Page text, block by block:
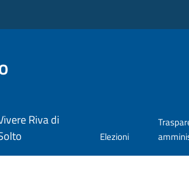
Riva di
Elezioni